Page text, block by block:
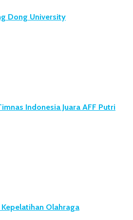
Dong University
Indonesia Juara AFF Putri
Olahraga